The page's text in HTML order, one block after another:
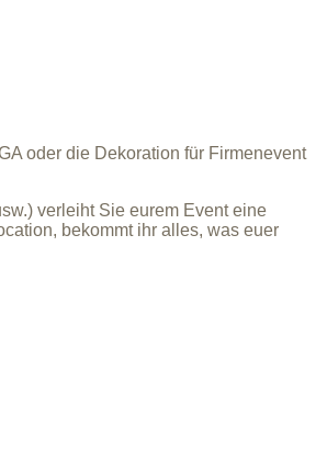
oder die Dekoration für Firmenevent
verleiht Sie eurem Event eine
bekommt ihr alles, was euer